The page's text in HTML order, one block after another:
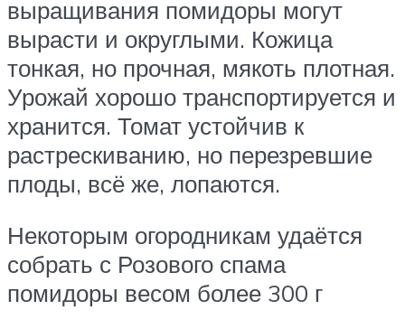
выращивания помидоры могут
вырасти и округлыми. Кожица
тонкая, но прочная, мякоть плотная.
Урожай хорошо транспортируется и
хранится. Томат устойчив к
растрескиванию, но перезревшие
плоды, всё же, лопаются.
Некоторым огородникам удаётся
собрать с Розового спама
помидоры весом более 300 г